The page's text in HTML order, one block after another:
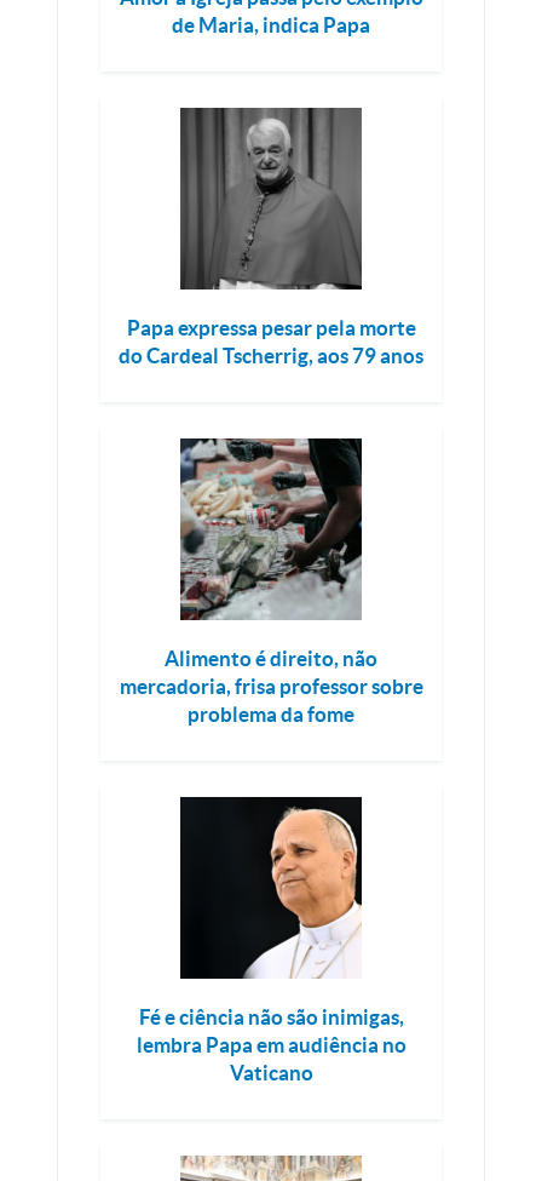
de Maria, indica Papa
Papa expressa pesar pela morte
do Cardeal Tscherrig, aos 79 anos
Alimento é direito, não
mercadoria, frisa professor sobre
problema da fome
Fé e ciência não são inimigas,
lembra Papa em audiência no
Vaticano